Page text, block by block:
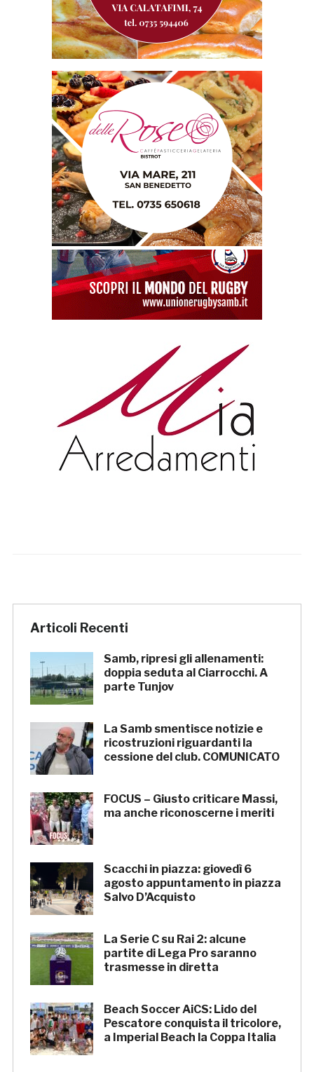
Articoli Recenti
Samb, ripresi gli allenamenti:
doppia seduta al Ciarrocchi. A
parte Tunjov
La Samb smentisce notizie e
ricostruzioni riguardanti la
cessione del club. COMUNICATO
FOCUS – Giusto criticare Massi,
ma anche riconoscerne i meriti
Scacchi in piazza: giovedì 6
agosto appuntamento in piazza
Salvo D’Acquisto
La Serie C su Rai 2: alcune
partite di Lega Pro saranno
trasmesse in diretta
Beach Soccer AiCS: Lido del
Pescatore conquista il tricolore,
a Imperial Beach la Coppa Italia